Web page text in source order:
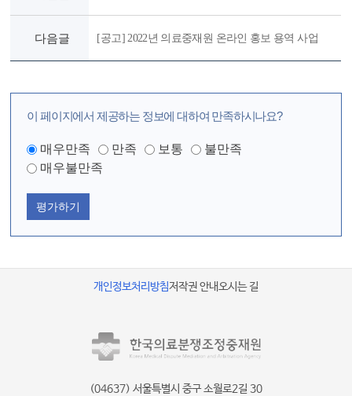
다음글 [공고] 2022년 의료중재원 온라인 홍보 용역 사업
이 페이지에서 제공하는 정보에 대하여 만족하시나요?
매우만족 만족 보통
불만족
매우불만족
평가하기
개인정보처리방침저작권 안내오시는 길
(04637) 서울특별시 중구 소월로2길 30